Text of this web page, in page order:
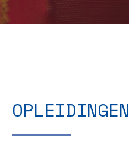
OPLEIDINGEN